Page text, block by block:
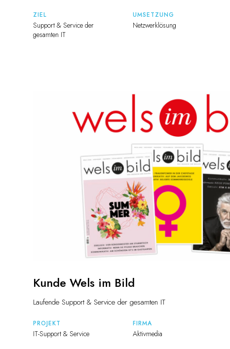
ZIEL
Support & Service der
gesamten IT
UMSETZUNG
Netzwerklösung
Kunde Wels im Bild
Laufende Support & Service der gesamten IT
PROJEKT
IT-Support & Service
FIRMA
Aktivmedia